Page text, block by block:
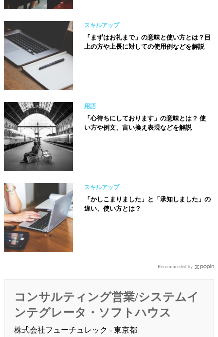
スキルアップ
「まずはお礼まで」の意味と使い方とは？目
上の方や上長に対しての使用例などを解説
用語
「心待ちにしております」の意味とは？ 使
い方や例文、言い換え表現などを解説
スキルアップ
「かしこまりました」と「承知しました」の
違い、使い方とは？
Recommended by
コンサルティング営業/システムイ
ンテグレータ・ソフトハウス
株式会社フューチュレック - 東京都